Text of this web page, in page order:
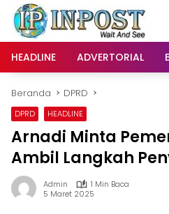
Langsung
konten
HEADLINE
ADVERTORIAL
Beranda DPRD
DPRD HEADLINE
Arnadi Minta
Ambil Langkah
Admin
1 Min Baca
5 Maret 2025